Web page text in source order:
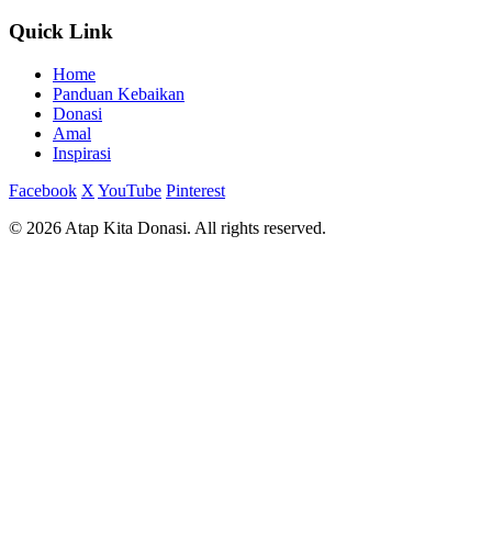
Quick Link
Home
Panduan Kebaikan
Donasi
Amal
Inspirasi
Facebook X YouTube Pinterest
© 2026 Atap Kita Donasi. All rights reserved.